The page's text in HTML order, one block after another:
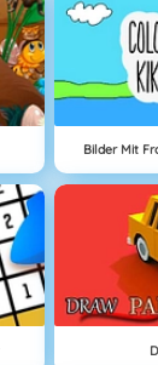
Bilder Mit